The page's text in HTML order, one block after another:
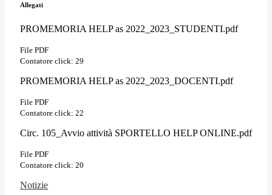
Allegati
PROMEMORIA HELP as 2022_2023_STUDENTI.pdf
File PDF
Contatore click: 29
PROMEMORIA HELP as 2022_2023_DOCENTI.pdf
File PDF
Contatore click: 22
Circ. 105_Avvio attività SPORTELLO HELP ONLINE.pdf
File PDF
Contatore click: 20
Notizie